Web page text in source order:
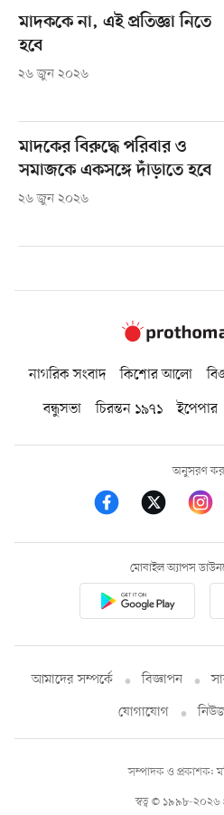
মাদককে না, এই প্রতিজ্ঞা নিতে
হবে
২৬ জুন ২০২৬
মাদকের বিরুদ্ধে পরিবার ও
সমাজকে একসঙ্গে দাঁড়াতে হবে
২৬ জুন ২০২৬
নাগরিক সংবাদ কিশোর আলো
বন্ধুসভা
চিরন্তন ১৯৭১ ইপেপার
অনুসরণ
মোবাইল অ্যাপস
আমাদের সম্পর্কে বিজ্ঞাপন
যোগাযোগ
স্বত্ব © ১৯৯৮-
সম্পাদক ও প্রকাশক: